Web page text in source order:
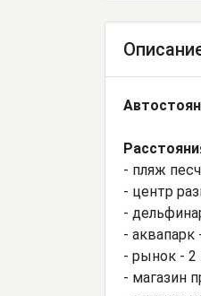
- пляж
- центр
-
- аквапарк
- рынок -
- магазин